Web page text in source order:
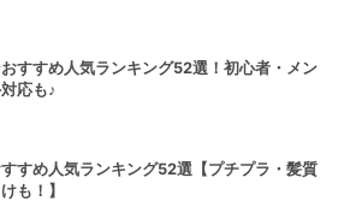
すすめ人気ランキング52選！初心者・メン
応も♪
すめ人気ランキング52選【プチプラ・髪質
も！】